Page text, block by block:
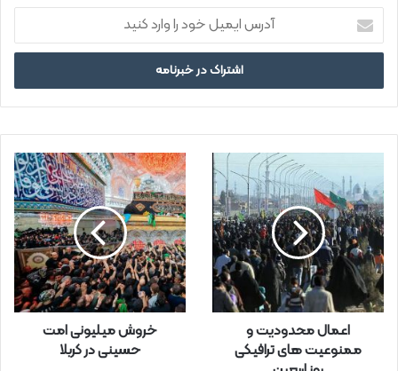
ر
ا
ی
خ
و
د
ر
ا
و
ا
ر
اعمال محدودیت و
ممنوعیت های ترافیکی
خروش میلیونی امت
حسینی در کربلا